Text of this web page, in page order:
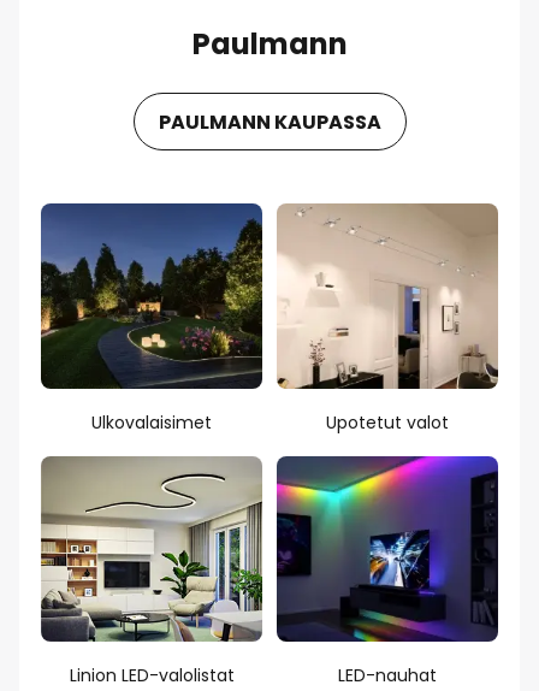
Paulmann
PAULMANN KAUPASSA
Ulkovalaisimet Upotetut valot
Linion LED-valolistat LED-nauhat